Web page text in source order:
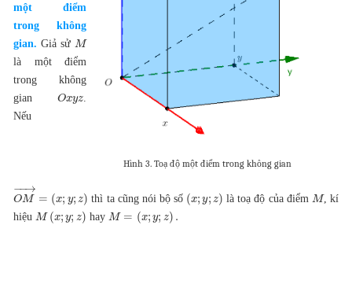
Hình 3. Toạ độ một điểm trong không gian
một điểm
trong không
gian. Giả sử M
là một điểm
trong không
gian Oxyz
Nếu
OM
−→
−
= (x; y; z) thì ta cũng nói bộ số (x; y; z) là toạ độ của điểm M, kí
hiệu M (x; y; z) hayM = (x; y; z) .